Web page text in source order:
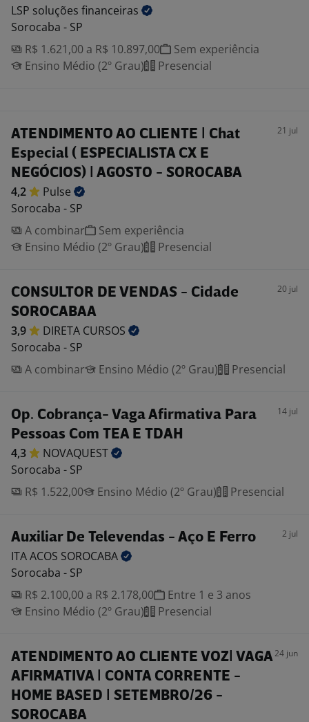
LSP soluções financeiras
Sorocaba - SP
R$ 1.621,00 a R$ 10.897,00
Sem experiência
Ensino Médio (2º Grau)
Presencial
ATENDIMENTO AO CLIENTE | Chat
Especial ( ESPECIALISTA CX E
NEGÓCIOS) | AGOSTO - SOROCABA
21 jul
4,2
Pulse
Sorocaba - SP
A combinar
Sem experiência
Ensino Médio (2º Grau)
Presencial
CONSULTOR DE VENDAS - Cidade
SOROCABAA
20 jul
3,9 DIRETA CURSOS
Sorocaba - SP
A combinar
Ensino Médio (2º Grau) Presencial
Op. Cobrança- Vaga Afirmativa Para
Pessoas Com TEA E TDAH
14 jul
4,3
NOVAQUEST
Sorocaba - SP
R$ 1.522,00
Ensino Médio (2º Grau) Presencial
Auxiliar De Televendas - Aço E Ferro 2 jul
ITA ACOS SOROCABA
Sorocaba - SP
R$ 2.100,00 a R$ 2.178,00
Entre 1 e 3 anos
Ensino Médio (2º Grau)
Presencial
ATENDIMENTO AO CLIENTE VOZ| VAGA
AFIRMATIVA | CONTA CORRENTE -
HOME BASED | SETEMBRO/26 -
SOROCABA
24 jun